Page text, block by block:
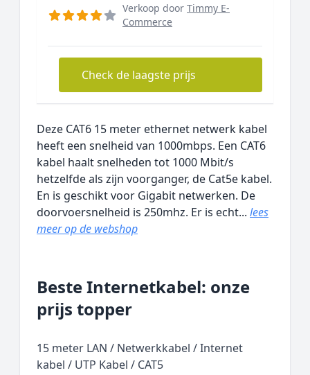
Verkoop door Timmy E-
Commerce
Check de laagste prijs
Deze CAT6 15 meter ethernet netwerk kabel
heeft een snelheid van 1000mbps. Een CAT6
kabel haalt snelheden tot 1000 Mbit/s
hetzelfde als zijn voorganger, de Cat5e kabel.
En is geschikt voor Gigabit netwerken. De
doorvoersnelheid is 250mhz. Er is echt... lees
meer op de webshop
Beste Internetkabel: onze
prijs topper
15 meter LAN / Netwerkkabel / Internet
kabel / UTP Kabel / CAT5